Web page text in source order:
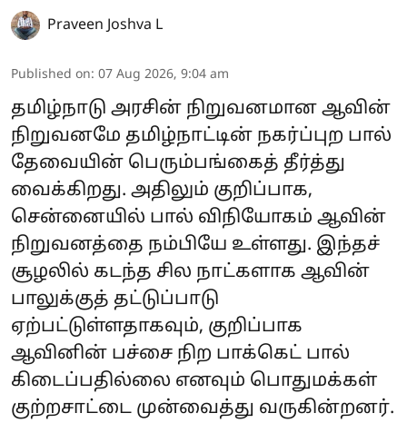
Praveen Joshva L
Published on: 07 Aug 2026, 9:04 am
தமிழ்நாடு அரசின் நிறுவனமான ஆவின்
நிறுவனமே தமிழ்நாட்டின் நகர்ப்புற பால்
தேவையின் பெரும்பங்கைத் தீர்த்து
வைக்கிறது. அதிலும் குறிப்பாக,
சென்னையில் பால் விநியோகம் ஆவின்
நிறுவனத்தை நம்பியே உள்ளது. இந்தச்
சூழலில் கடந்த சில நாட்களாக ஆவின்
பாலுக்குத் தட்டுப்பாடு
ஏற்பட்டுள்ளதாகவும், குறிப்பாக
ஆவினின் பச்சை நிற‌ பாக்கெட் பால்
கிடைப்பதில்லை எனவும் பொதுமக்கள்
குற்றசாட்டை முன்வைத்து வருகின்றனர்.